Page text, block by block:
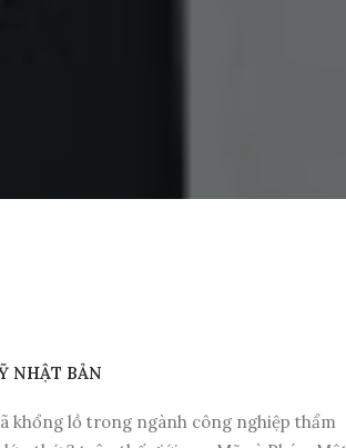
NHẬT BẢN
khổng lồ trong ngành công nghiệp thẩm